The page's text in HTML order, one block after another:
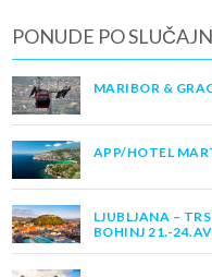
PONUDE PO
MARIBOR &
APP/HOTEL
LJUBLJANA –
BOHINJ 21.-